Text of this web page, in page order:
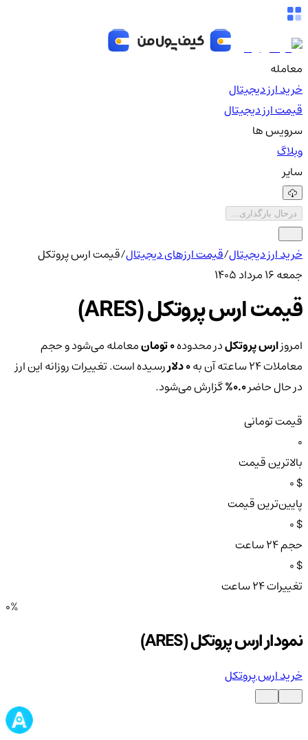
معامله
خرید ارز دیجیتال
قیمت ارز دیجیتال
سرویس ها
وبلاگ
سایر
درحال بارگذاری...
خرید ارز دیجیتال/قیمت ارزهای دیجیتال/قیمت ارس پروتکل
جمعه ۱۶ مرداد ۱۴۰۵
قیمت ارس پروتکل (ARES)
امروزارس پروتکلدر محدوده0 تومان
معامله می‌شود و حجم
معاملات ۲۴ ساعته آن به
0 دلار
رسیده است. تغییرات روزانه این ارز
در حال حاضر0.0% گزارش می‌شود.
قیمت تومانی
بالاترین قیمت
$ 0
پایین‌ترین قیمت
$ 0
حجم ۲۴ ساعت
$ 0
تغییرات ۲۴ ساعت
0%
نمودار ارس پروتکل (ARES)
خرید ارس پروتکل